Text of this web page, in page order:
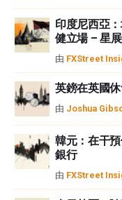
印度尼西亞
健立場 – 星
由 FXStreet
英鎊在英國
由 Joshua
韓元：在干
銀行
由 FXStreet